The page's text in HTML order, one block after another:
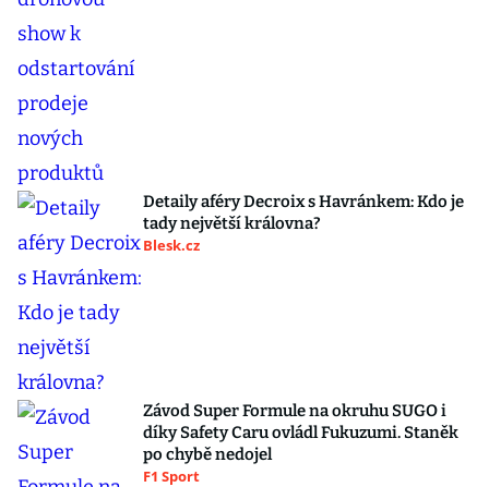
Detaily aféry Decroix s Havránkem: Kdo je
tady největší královna?
Blesk.cz
Závod Super Formule na okruhu SUGO i
díky Safety Caru ovládl Fukuzumi. Staněk
po chybě nedojel
F1 Sport